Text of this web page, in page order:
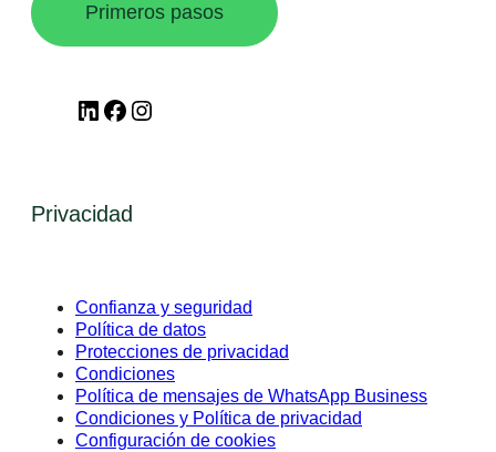
Primeros pasos
LinkedInFacebook
Privacidad
Confianza y seguridad
Política de datos
Protecciones de privacidad
Condiciones
Política de mensajes de WhatsApp Business
Condiciones y Política de privacidad
Configuración de cookies